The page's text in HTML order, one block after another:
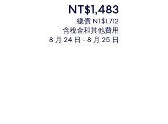
豪華客房, 1 張標準雙人床 | 書桌、隔
目
的
價
NT$1,483
總價 NT$1,712
含稅金和其他費用
8 月 24 日 - 8 月 25 日